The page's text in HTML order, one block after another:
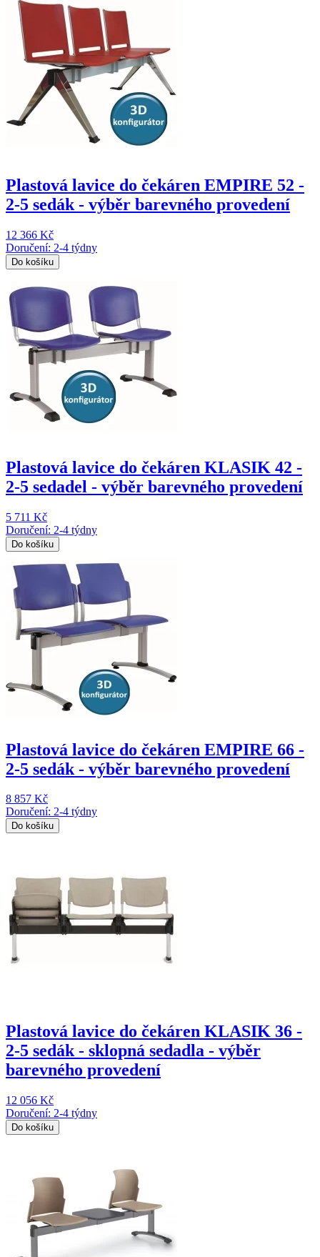
Plastová lavice do čekáren EMPIRE 52 -
2-5 sedák - výběr barevného provedení
12 366 Kč
Doručení: 2-4 týdny
Do košíku
Plastová lavice do čekáren KLASIK 42 -
2-5 sedadel - výběr barevného provedení
5 711 Kč
Doručení: 2-4 týdny
Do košíku
Plastová lavice do čekáren EMPIRE 66 -
2-5 sedák - výběr barevného provedení
8 857 Kč
Doručení: 2-4 týdny
Do košíku
Plastová lavice do čekáren KLASIK 36 -
2-5 sedák - sklopná sedadla - výběr
barevného provedení
12 056 Kč
Doručení: 2-4 týdny
Do košíku